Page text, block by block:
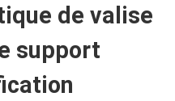
de valise
support